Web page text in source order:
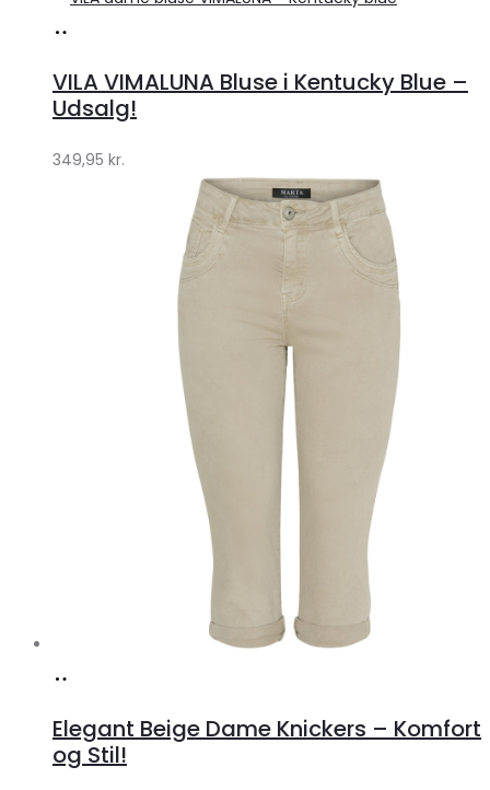
Klædeskabet.dk
VILA VIMALUNA Bluse i Kentucky Blue –
Udsalg!
349,95 kr.
Klædeskabet.dk
Elegant Beige Dame Knickers – Komfort
og Stil!